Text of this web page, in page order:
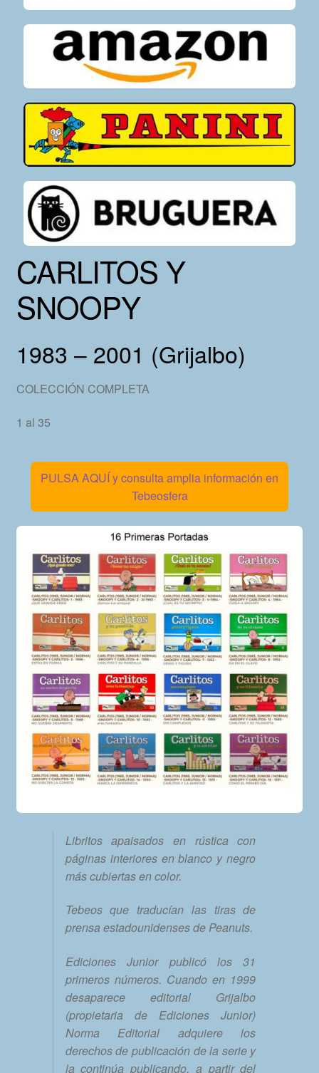
CARLITOS Y
SNOOPY
1983 – 2001 (Grijalbo)
COLECCIÓN COMPLETA
1 al 35
PULSA AQUÍ y consulta amplia información en
Tebeosfera
Libritos apaisados en rústica con
páginas interiores en blanco y negro
más cubiertas en color.
Tebeos que traducían las tiras de
prensa estadounidenses de Peanuts.
Ediciones Junior publicó los 31
primeros números. Cuando en 1999
desaparece editorial Grijalbo
(propietaria de Ediciones Junior)
Norma Editorial adquiere los
derechos de publicación de la serie y
la continúa publicando, a partir del